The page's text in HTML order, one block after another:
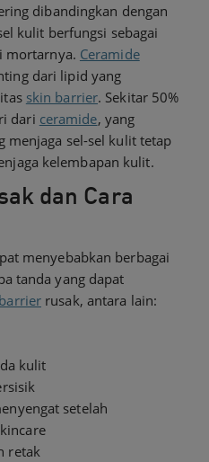
dibandingkan dengan
kulit berfungsi sebagai
mortarnya. Ceramide
dari lipid yang
skin barrier. Sekitar 50%
dari ceramide, yang
menjaga sel-sel kulit tetap
kelembapan kulit.
dan Cara
menyebabkan berbagai
tanda yang dapat
rusak, antara lain:
kulit
setelah
retak